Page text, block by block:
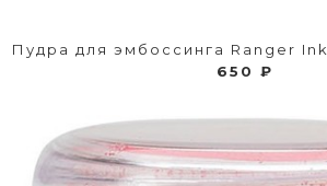
Пудра для эмбоссинга Ranger
650 ₽